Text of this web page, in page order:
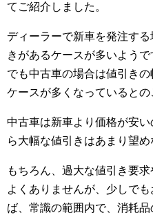
てご紹介しました。
ディーラーで新車を発注する
きがあるケースが多いよう
でも中古車の場合は値引き
ケースが多くなっているとの
中古車は新車より価格が安
ら大幅な値引きはあまり望め
もちろん、過大な値引き要
よくありませんが、少しで
ば、常識の範囲内で、消耗